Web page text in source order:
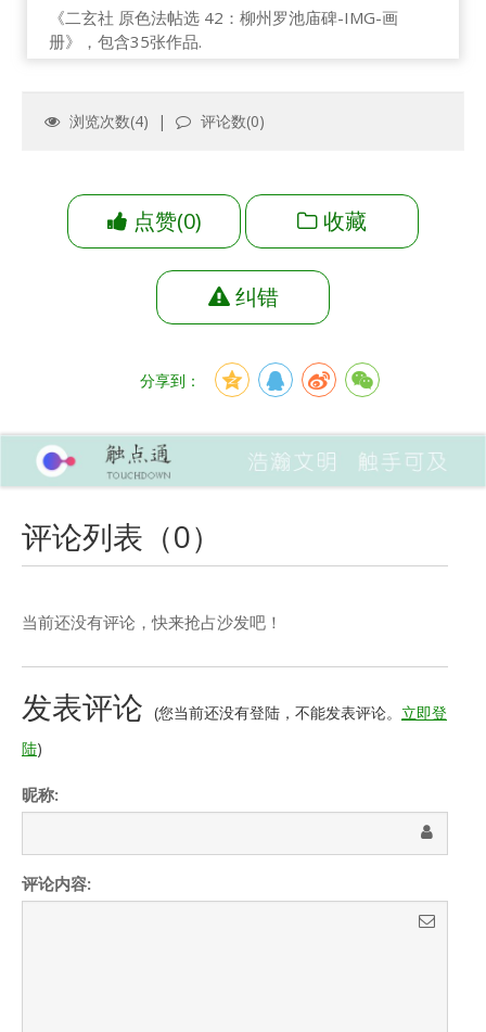
《二玄社 原色法帖选 42：柳州罗池庙碑-IMG-画
册》，包含35张作品.
浏览次数(4) | 评论数(0)
点赞(0) 收藏
纠错
分享到：
评论列表（0）
当前还没有评论，快来抢占沙发吧！
发表评论 (您当前还没有登陆，不能发表评论。 立即登
陆)
昵称:
评论内容: